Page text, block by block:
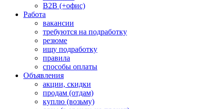
B2B (+офис)
Работа
вакансии
требуются на подработку
резюме
ищу подработку
правила
способы оплаты
Объявления
акции, скидки
продам (отдам)
куплю (возьму)